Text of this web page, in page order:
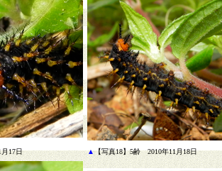
17日 ▲【写真18】5齢 2010年11月18日